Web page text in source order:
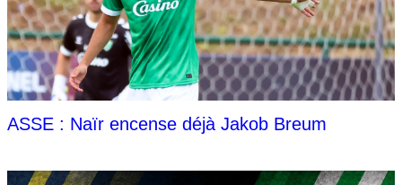
ASSE : Naïr encense déjà Jakob Breum